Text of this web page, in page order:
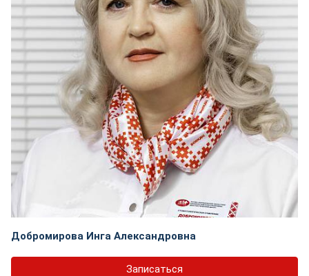
Добромирова Инга Александровна
Записаться